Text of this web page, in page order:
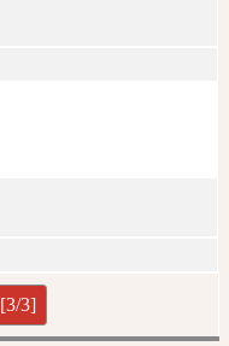
[3/3]